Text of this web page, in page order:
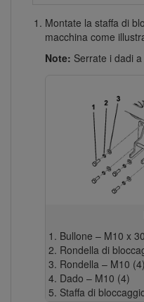
Montate la staffa di
macchina come
Note: Serrate i dadi a
Bullone – M10 x
Rondella di
Rondella – M10 (4)
Dado – M10 (4)
Staffa di